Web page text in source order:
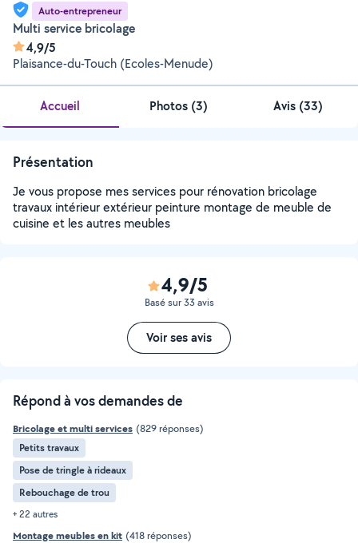
Auto-entrepreneur
Multi service bricolage
4,9/5
Plaisance-du-Touch (Ecoles-Menude)
Accueil Photos (3) Avis (33)
Présentation
Je vous propose mes services pour rénovation bricolage
travaux intérieur extérieur peinture montage de meuble de
cuisine et les autres meubles
4,9/5
Basé sur 33 avis
Voir ses avis
Répond à vos demandes de
Bricolage et multi services (829 réponses)
Petits travaux
Pose de tringle à rideaux
Rebouchage de trou
+ 22 autres
Montage meubles en kit (418 réponses)